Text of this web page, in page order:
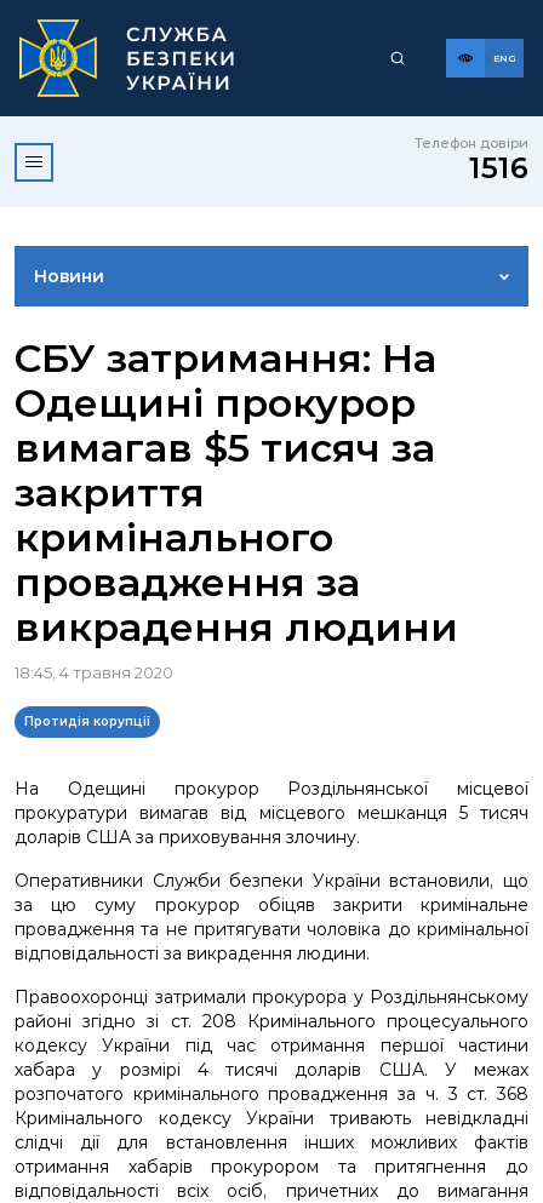
ENG
Телефон довіри
1516
Новини
ВІДЕОГАЛЕРЕЯ
КОНТАКТИ ПРЕСЦЕНТРУ
СБУ затримання: На
Одещині прокурор
вимагав $5 тисяч за
закриття
кримінального
провадження за
викрадення людини
18:45, 4 травня 2020
Протидія корупції
На Одещині прокурор Роздільнянської місцевої
прокуратури вимагав від місцевого мешканця 5 тисяч
доларів США за приховування злочину.
Оперативники Служби безпеки України встановили, що
за цю суму прокурор обіцяв закрити кримінальне
провадження та не притягувати чоловіка до кримінальної
відповідальності за викрадення людини.
Правоохоронці затримали прокурора у Роздільнянському
районі згідно зі ст. 208 Кримінального процесуального
кодексу України під час отримання першої частини
хабара у розмірі 4 тисячі доларів США. У межах
розпочатого кримінального провадження за ч. 3 ст. 368
Кримінального кодексу України тривають невідкладні
слідчі дії для встановлення інших можливих фактів
отримання хабарів прокурором та притягнення до
відповідальності всіх осіб, причетних до вимагання